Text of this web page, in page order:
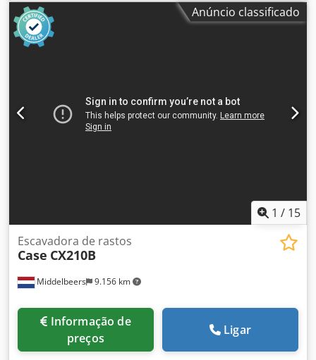
Anúncio classificado
1 / 15
Middelbeers 9.156 km
Escavadora de rastos
Case CX210B
preços
Ligar